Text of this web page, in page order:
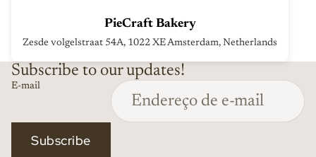
PieCraft Bakery
Zesde volgelstraat 54A, 1022 XE Amsterdam, Netherlands
Subscribe to our updates!
E-mail
Subscribe
Política de reembolso
Política de privacidade
Informações de contacto